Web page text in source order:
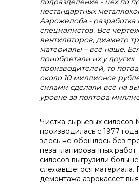
нестандартных
Аэрожелоба - разработка
специалистов. Все
вентиляторов, диаметр
материалы – всё наше.
приобретали их у других
производителей, то
около 10 миллионов
силами сделали всё на
уровне за полтора
Чистка сырьевых силосов
производилась с 1977
здесь не обошлось без
незапланированных
силосов выгрузили
слежавшегося материала.
демонтажа аэрокассет